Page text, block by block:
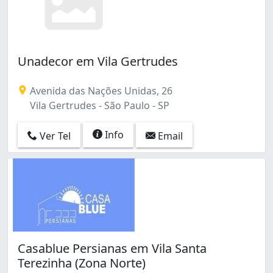
Unadecor em Vila Gertrudes
Avenida das Nações Unidas, 26
Vila Gertrudes - São Paulo - SP
Ver Tel Info Email
Casablue Persianas em Vila Santa
Terezinha (Zona Norte)